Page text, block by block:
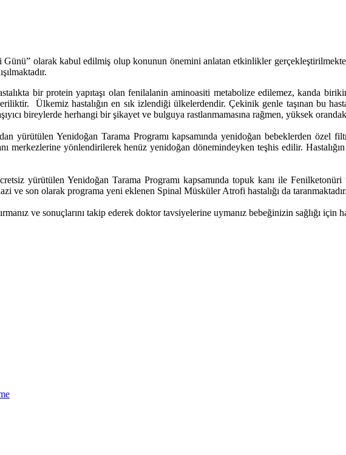
olarak kabul edilmiş olup konunun önemini anlatan etkinlikler
bir protein yapıtaşı olan fenilalanin aminoasiti metabolize edilemez, kanda
Ülkemiz hastalığın en sık izlendiği ülkelerdendir. Çekinik genle taşınan bu
bireylerde herhangi bir şikayet ve bulguya rastlanmamasına rağmen, yüksek
yürütülen Yenidoğan Tarama Programı kapsamında yenidoğan bebeklerden özel
merkezlerine yönlendirilerek henüz yenidoğan dönemindeyken teşhis edilir.
yürütülen Yenidoğan Tarama Programı kapsamında topuk kanı ile
son olarak programa yeni eklenen Spinal Müsküler Atrofi hastalığı da
ve sonuçlarını takip ederek doktor tavsiyelerine uymanız bebeğinizin sağlığı için